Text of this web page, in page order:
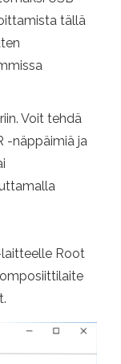
tällä
Voit tehdä
-näppäimiä ja
Root